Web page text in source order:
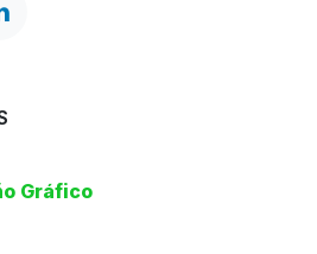
Gráfico